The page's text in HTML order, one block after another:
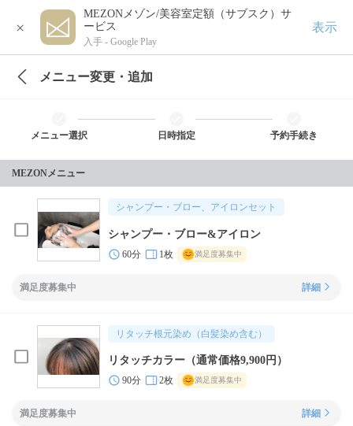
×
MEZONメゾン/美容室定額（サブスク）サ
ービス
入手 - Google Play
表示
メニュー変更・追加
メニュー選択 日時指定 予約手続き
MEZONメニュー
シャンプー・ブロー、アイロンセット
シャンプー・ブロー&アイロン
60分 1枚 満足度募集中
満足度募集中 詳細
リタッチ根元染め（白髪染め含む）
リタッチカラー（通常価格9,900円）
90分 2枚 満足度募集中
満足度募集中 詳細